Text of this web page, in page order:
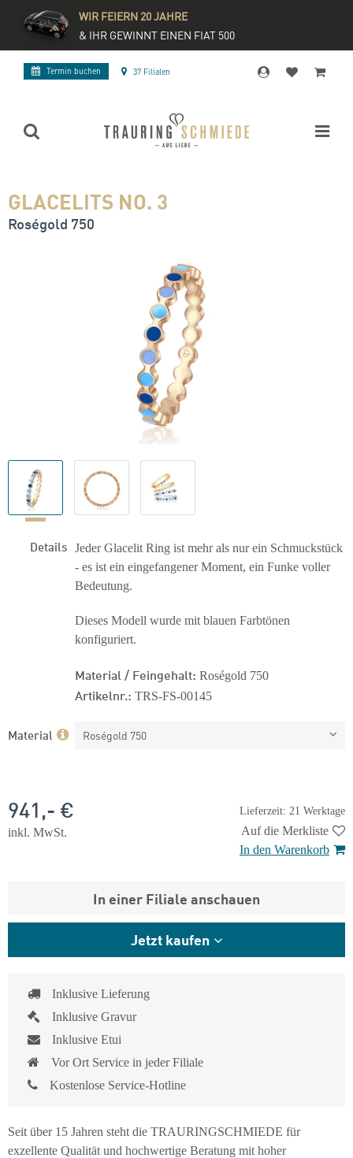
WIR FEIERN 20 JAHRE
& IHR GEWINNT EINEN FIAT 500
Termin buchen 37 Filialen
GLACELITS NO. 3
Roségold 750
Details Jeder Glacelit Ring ist mehr als nur ein Schmuckstück
- es ist ein eingefangener Moment, ein Funke voller
Bedeutung.
Dieses Modell wurde mit blauen Farbtönen
konfiguriert.
Material / Feingehalt: Roségold 750
Artikelnr.: TRS-FS-00145
Material Roségold 750
Lieferzeit: 21 Werktage
941,- €
inkl. MwSt.
Auf die Merkliste
In den Warenkorb
In einer Filiale anschauen
Jetzt kaufen
Inklusive Lieferung
Inklusive Gravur
Inklusive Etui
Vor Ort Service in jeder Filiale
Kostenlose Service-Hotline
Seit über 15 Jahren steht die TRAURINGSCHMIEDE für
exzellente Qualität und hochwertige Beratung mit hoher